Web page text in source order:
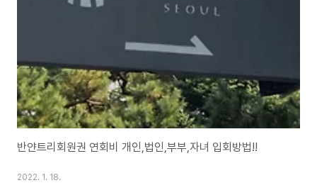
반얀트리회원권 연회비 개인,법인,부부,자녀 입회방법!!
2022. 1. 18.